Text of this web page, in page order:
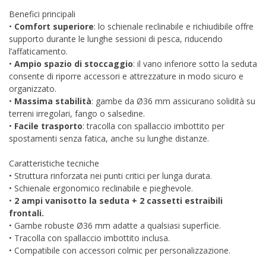
Benefici principali
• Comfort superiore: lo schienale reclinabile e richiudibile offre
supporto durante le lunghe sessioni di pesca, riducendo
l’affaticamento.
• Ampio spazio di stoccaggio: il vano inferiore sotto la seduta
consente di riporre accessori e attrezzature in modo sicuro e
organizzato.
• Massima stabilità: gambe da Ø36 mm assicurano solidità su
terreni irregolari, fango o salsedine.
• Facile trasporto: tracolla con spallaccio imbottito per
spostamenti senza fatica, anche su lunghe distanze.
Caratteristiche tecniche
• Struttura rinforzata nei punti critici per lunga durata.
• Schienale ergonomico reclinabile e pieghevole.
• 2 ampi vanisotto la seduta + 2 cassetti estraibili
frontali.
• Gambe robuste Ø36 mm adatte a qualsiasi superficie.
• Tracolla con spallaccio imbottito inclusa.
• Compatibile con accessori colmic per personalizzazione.